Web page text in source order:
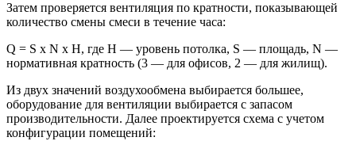
Затем проверяется вентиляция по кратности, показывающей
количество смены смеси в течение часа:
Q = S x N x H, где H — уровень потолка, S — площадь, N —
нормативная кратность (3 — для офисов, 2 — для жилищ).
Из двух значений воздухообмена выбирается большее,
оборудование для вентиляции выбирается с запасом
производительности. Далее проектируется схема с учетом
конфигурации помещений: